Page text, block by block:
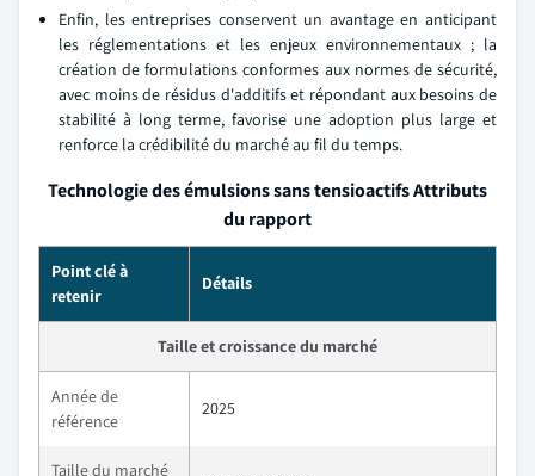
Enfin, les entreprises conservent un avantage en anticipant
les réglementations et les enjeux environnementaux ; la
création de formulations conformes aux normes de sécurité,
avec moins de résidus d'additifs et répondant aux besoins de
stabilité à long terme, favorise une adoption plus large et
renforce la crédibilité du marché au fil du temps.
Technologie des émulsions sans tensioactifs Attributs
du rapport
Point clé à
retenir
Détails
Taille et croissance du marché
Année de
référence
2025
Taille du marché